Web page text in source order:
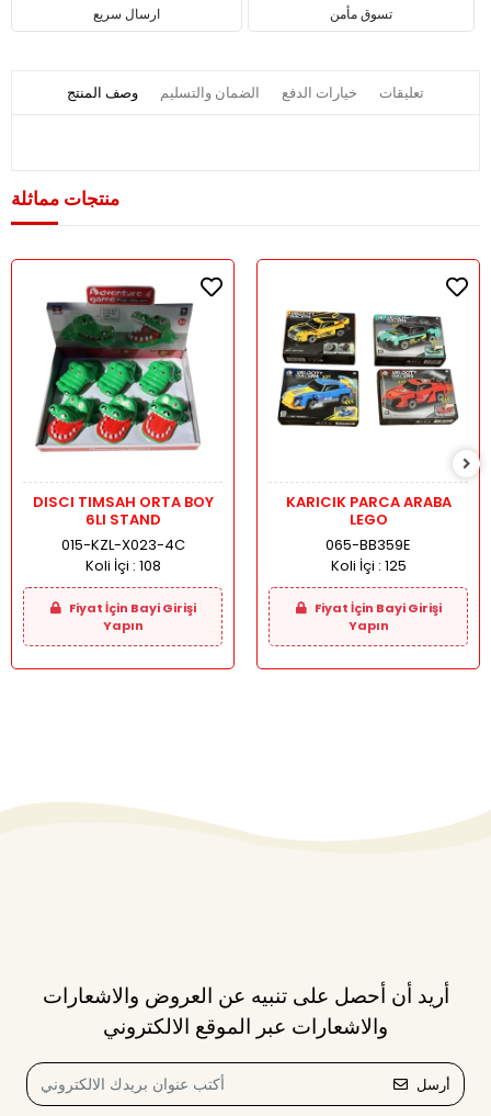
ارسال سريع تسوق مأمن
وصف المنتج الضمان والتسليم خيارات الدفع تعليقات
منتجات مماثلة
DISCI TIMSAH ORTA BOY
6LI STAND
015-KZL-X023-4C
Koli İçi : 108
Fiyat İçin Bayi Girişi
Yapın
KARICIK PARCA ARABA
LEGO
065-BB359E
Koli İçi : 125
Fiyat İçin Bayi Girişi
Yapın
أريد أن أحصل على تنبيه عن العروض والاشعارات
والاشعارات عبر الموقع الالكتروني
أرسل